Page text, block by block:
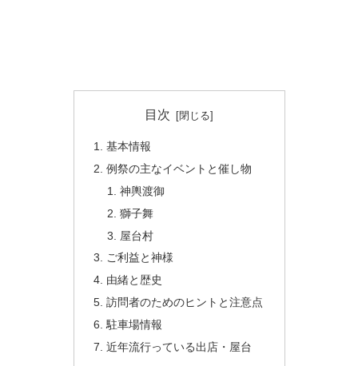
目次
基本情報
例祭の主なイベントと催し物
神輿渡御
獅子舞
屋台村
ご利益と神様
由緒と歴史
訪問者のためのヒントと注意点
駐車場情報
近年流行っている出店・屋台